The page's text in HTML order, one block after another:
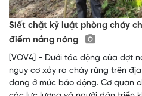
Siết chặt kỷ luật phòng cháy
điểm nắng nóng
[VOV4] - Dưới tác động của đợt
nguy cơ xảy ra cháy rừng trên
đang ở mức báo động. Cơ quan